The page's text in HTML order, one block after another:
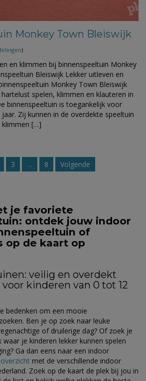
Monkey Town Bleiswijk
)
en klimmen bij binnenspeeltuin Monkey
Bleiswijk Lekker uitleven en
Monkey Town Bleiswijk
spelen, klimmen en klauteren in
binnenspeeltuin is toegankelijk voor
Zij kunnen in de overdekte speeltuin
klimmen […]
3 … 8 Volgende
je favoriete
ontdek jouw indoor
of
op de kaart op
veilig en overdekt
kinderen van 0 tot 12
bedenken om een mooie
Ben je op zoek naar leuke
of druilerige dag? Of zoek je
je kinderen lekker kunnen spelen
Ga dan eens naar een indoor
overzicht met de verschillende indoor
Zoek op de kaart de plek bij jou in